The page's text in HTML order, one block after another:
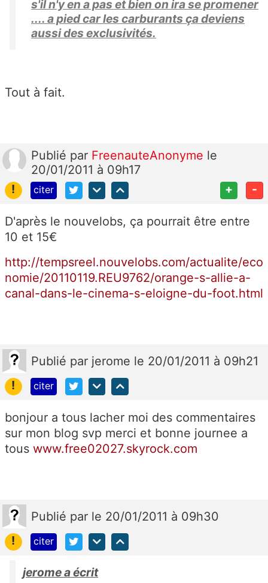
s'il n'y en a pas et bien on ira se promener
.... a pied car les carburants ça deviens
aussi des exclusivités.
Tout à fait.
Publié par FreenauteAnonyme le
20/01/2011 à 09h17
!
citer + -
D'après le nouvelobs, ça pourrait être entre
10 et 15€
http://tempsreel.nouvelobs.com/actualite/eco
nomie/20110119.REU9762/orange-s-allie-a-
canal-dans-le-cinema-s-eloigne-du-foot.html
Publié par jerome le 20/01/2011 à 09h21
!
citer
bonjour a tous lacher moi des commentaires
sur mon blog svp merci et bonne journee a
tous www.free02027.skyrock.com
Publié par le 20/01/2011 à 09h30
!
citer
jerome a écrit